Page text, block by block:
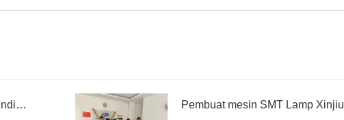
Xin Jiusheng menerima wawancara dengan media India [Gambar]